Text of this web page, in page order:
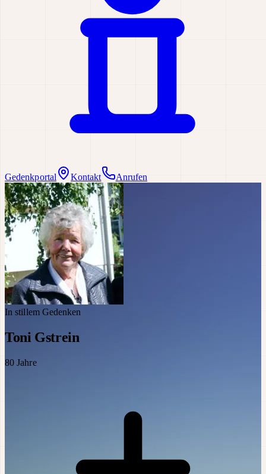
Gedenkportal Kontakt Anrufen
In stillem Gedenken
Toni Gstrein
80 Jahre